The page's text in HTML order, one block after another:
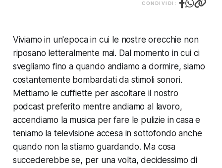
CONDIVIDI:
Viviamo in un'epoca in cui le nostre orecchie non
riposano letteralmente mai. Dal momento in cui ci
svegliamo fino a quando andiamo a dormire, siamo
costantemente bombardati da stimoli sonori.
Mettiamo le cuffiette per ascoltare il nostro
podcast preferito mentre andiamo al lavoro,
accendiamo la musica per fare le pulizie in casa e
teniamo la televisione accesa in sottofondo anche
quando non la stiamo guardando. Ma cosa
succederebbe se, per una volta, decidessimo di